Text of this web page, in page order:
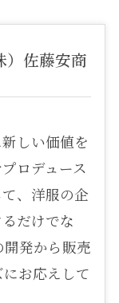
）佐藤安商
しい価値を
ロデュース
、洋服の企
だけでな
開発から販売
お応えして